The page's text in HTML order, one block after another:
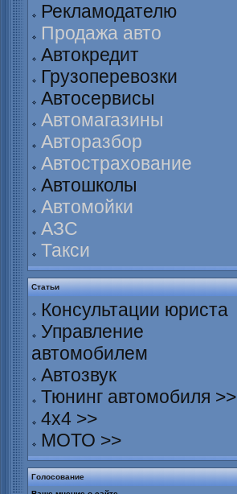
Рекламодателю
Продажа авто
Автокредит
Грузоперевозки
Автосервисы
Автомагазины
Авторазбор
Автострахование
Автошколы
Автомойки
АЗС
Такси
Статьи
Консультации юриста
Управление
автомобилем
Автозвук
Тюнинг автомобиля >>
4х4 >>
МОТО >>
Голосование